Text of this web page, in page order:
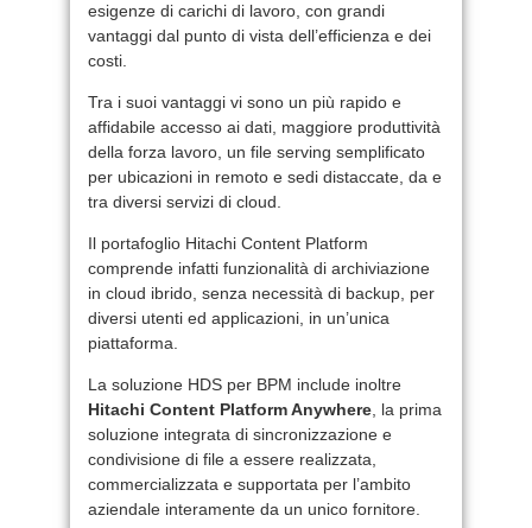
esigenze di carichi di lavoro, con grandi
vantaggi dal punto di vista dell’efficienza e dei
costi.
Tra i suoi vantaggi vi sono un più rapido e
affidabile accesso ai dati, maggiore produttività
della forza lavoro, un file serving semplificato
per ubicazioni in remoto e sedi distaccate, da e
tra diversi servizi di cloud.
Il portafoglio Hitachi Content Platform
comprende infatti funzionalità di archiviazione
in cloud ibrido, senza necessità di backup, per
diversi utenti ed applicazioni, in un’unica
piattaforma.
La soluzione HDS per BPM include inoltre
Hitachi Content Platform Anywhere, la prima
soluzione integrata di sincronizzazione e
condivisione di file a essere realizzata,
commercializzata e supportata per l’ambito
aziendale interamente da un unico fornitore.